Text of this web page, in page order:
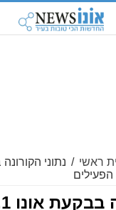
ראשי /